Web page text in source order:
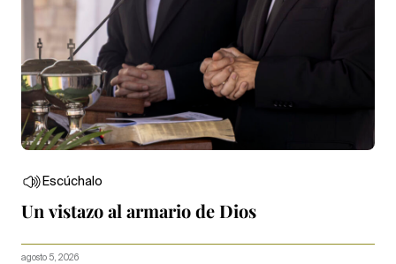
Escúchalo
Un vistazo al armario de Dios
agosto 5, 2026